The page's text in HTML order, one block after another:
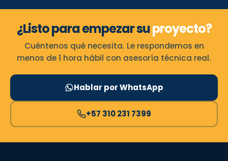
¿Listo para empezar suproyecto?
Cuéntenos qué necesita. Le respondemos en
menos de 1 hora hábil con asesoría técnica real.
Hablar por WhatsApp
+57 310 231 7399